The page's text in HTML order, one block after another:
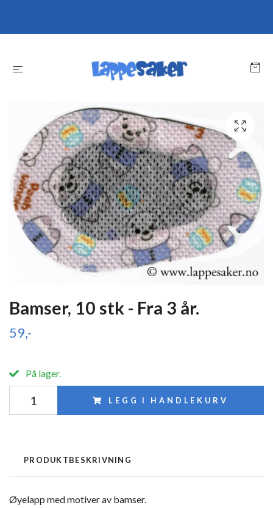
Bamser, 10 stk - Fra 3 år.
59,-
På lager.
LEGG I HANDLEKURV
PRODUKTBESKRIVNING
Øyelapp med motiver av bamser.